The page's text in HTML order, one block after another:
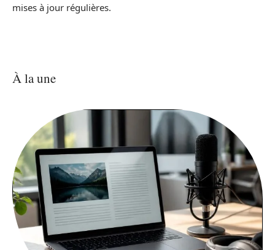
mises à jour régulières.
À la une